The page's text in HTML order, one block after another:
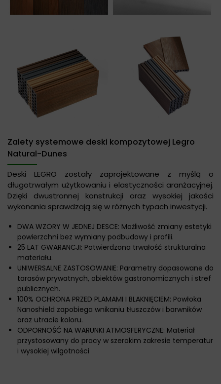
Zalety systemowe deski kompozytowej Legro
Natural-Dunes
Deski LEGRO zostały zaprojektowane z myślą o
długotrwałym użytkowaniu i elastyczności aranżacyjnej.
Dzięki dwustronnej konstrukcji oraz wysokiej jakości
wykonania sprawdzają się w różnych typach inwestycji.
DWA WZORY W JEDNEJ DESCE: Możliwość zmiany estetyki
powierzchni bez wymiany podbudowy i profili.
25 LAT GWARANCJI: Potwierdzona trwałość strukturalna
materiału.
UNIWERSALNE ZASTOSOWANIE: Parametry dopasowane do
tarasów prywatnych, obiektów gastronomicznych i stref
publicznych.
100% OCHRONA PRZED PLAMAMI I BLAKNIĘCIEM: Powłoka
Nanoshield zapobiega wnikaniu tłuszczów i barwników
oraz utracie koloru.
ODPORNOŚĆ NA WARUNKI ATMOSFERYCZNE: Materiał
przystosowany do pracy w szerokim zakresie temperatur
i wysokiej wilgotności